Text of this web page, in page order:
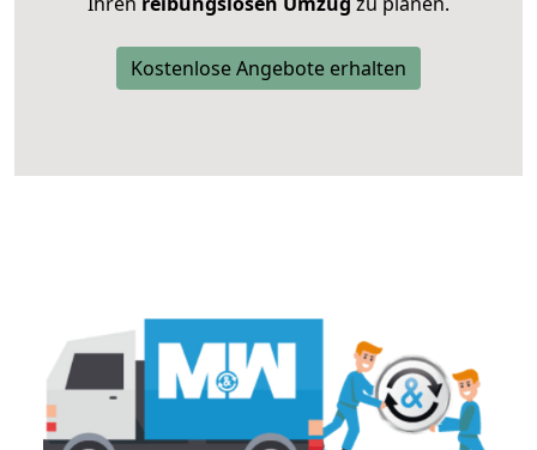
Kostenlose Angebote erhalten